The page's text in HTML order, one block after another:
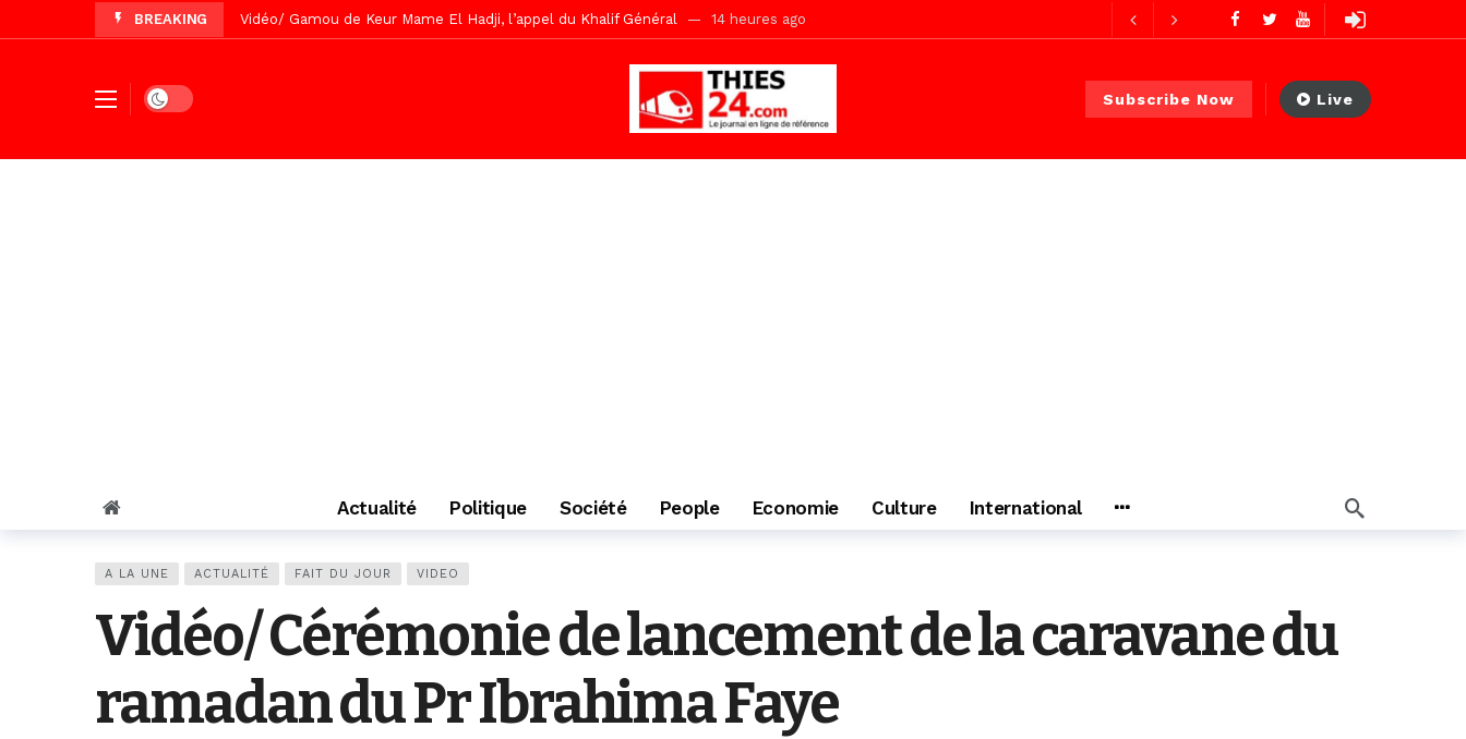
BREAKING Vidéo/ Préparation Gamou 2026, Keur Mame El Hadji décline ses priorités devant le Gouverneur
Vidéo/ Contre la violence numérique, 100 adolescents outillés dans le Boot Camp JAVA de Mboro
Un commissariat d’arrondissement de police inauguré à Touba 2 jours ago
Vidéo/Célébration de Bamba et Cheikh, le « battré » d’Abdou Bâ Ndiéguène 2 jours ago
Dark mode Subscribe Now Live
Actualité Politique Société People Economie Culture International
A LA UNE ACTUALITÉ FAIT DU JOUR VIDEO
Vidéo/ Cérémonie de lancement de la caravane du
ramadan du Pr Ibrahima Faye